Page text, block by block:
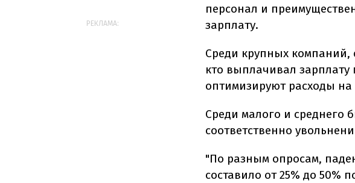
персонал и
зарплату.
Среди крупных компаний,
кто выплачивал
оптимизируют расходы на
Среди малого и среднего
соответственно
"По разным опросам,
составило от 25% до 50%
РЕКЛАМА: